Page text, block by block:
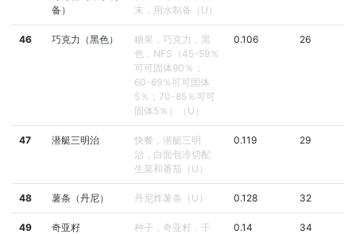
备）
末，用水制备（U）
46 巧克力（黑色）
糖果，巧克力，黑
色，NFS（45-59％
可可固体90％；
60-69％可可固体
5％；70-85％可可
固体5％）（U）
0.106 26
47 潜艇三明治
快餐，潜艇三明
治，白面包冷切配
生菜和番茄（U）
0.119 29
48 薯条（丹尼） 丹尼炸薯条（U） 0.128 32
49 奇亚籽
种子，奇亚籽，干
0.14 34